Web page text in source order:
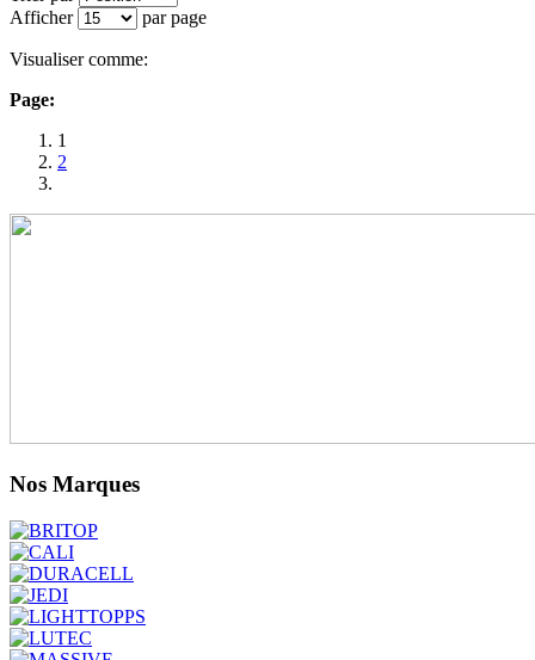
Afficher
par page
Visualiser comme:
Page:
1
2
Nos Marques